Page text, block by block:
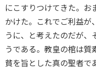
にこすりつけてきた。お
かけた。これでご利益が
うに、と考えたのだが
うである。教皇の棺は
貧を旨とした真の聖者で